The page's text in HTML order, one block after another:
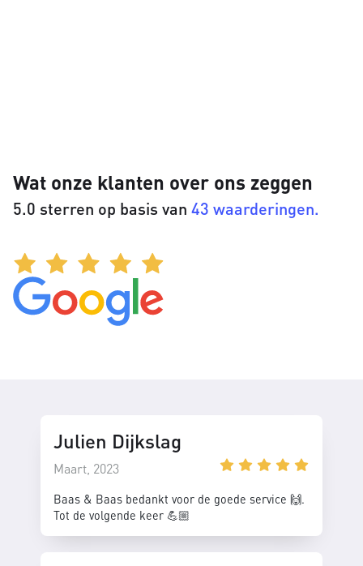
Wat onze klanten over ons zeggen
5.0 sterren op basis van 43 waarderingen.
Julien Dijkslag
Maart, 2023
Baas & Baas bedankt voor de goede service 🙌.
Tot de volgende keer 💪🏼